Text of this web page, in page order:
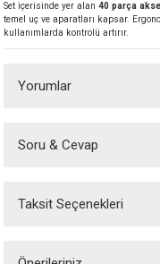
Set içerisinde yer alan 40 parça
temel uç ve aparatları kapsar.
kullanımlarda kontrolü artırır.
Yorumlar
Soru & Cevap
Ürün
Taksit Seçenekleri